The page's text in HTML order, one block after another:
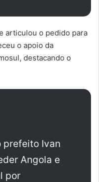
articulou o pedido para
o apoio da
destacando o
prefeito Ivan
Angola e
por